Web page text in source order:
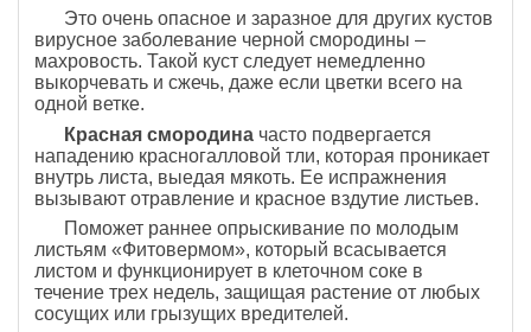
Это очень опасное и заразное для других кустов
вирусное заболевание черной смородины –
махровость. Такой куст следует немедленно
выкорчевать и сжечь, даже если цветки всего на
одной ветке.
Красная смородиначасто подвергается
нападению красногалловой тли, которая проникает
внутрь листа, выедая мякоть. Ее испражнения
вызывают отравление и красное вздутие листьев.
Поможет раннее опрыскивание по молодым
листьям «Фитовермом», который всасывается
листом и функционирует в клеточном соке в
течение трех недель, защищая растение от любых
сосущих или грызущих вредителей.